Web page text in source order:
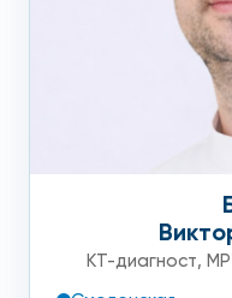
Мы гарантируем
контрастом в Москве
для пациентов.
процессов в легких
и выберет оптимальную
контрастом в Москве,
Обратившись к нам, вы
КТ-диагност,